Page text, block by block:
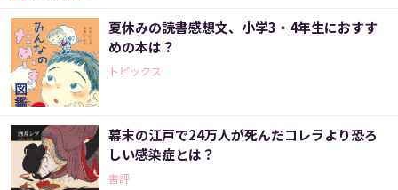
夏休みの読書感想文、小学3・4年生におすす
めの本は？
トピックス
幕末の江戸で24万人が死んだコレラより恐ろ
しい感染症とは？
書評